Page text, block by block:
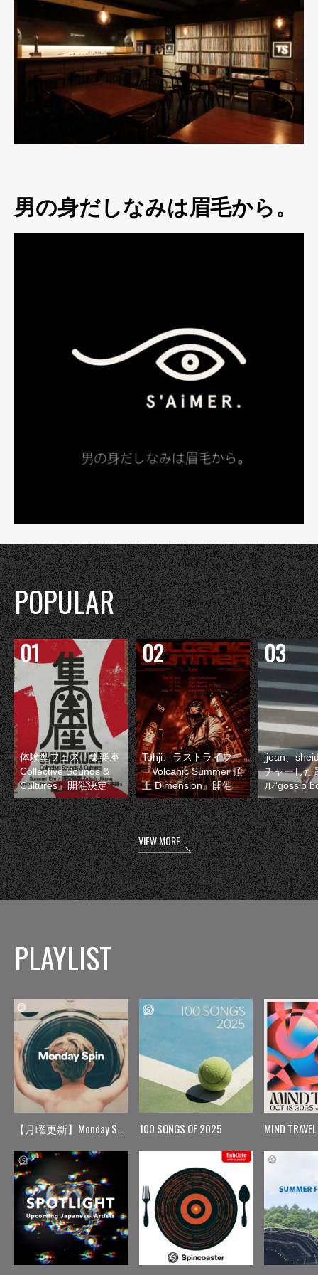
男の身だしなみは眉毛から。
POPULAR
体験型フェス『集楽座
Collective Sounds &
Cultures』開催決定
Tohji、ラストライブ
『Volcanic Summer 頂
上 Dimension』開催
jjean、
チャーした
ル“gossip
VIEW MORE
PLAYLIST
【月曜更新】Monday Spin 100 SONGS OF 2025 MIND TRAVEL